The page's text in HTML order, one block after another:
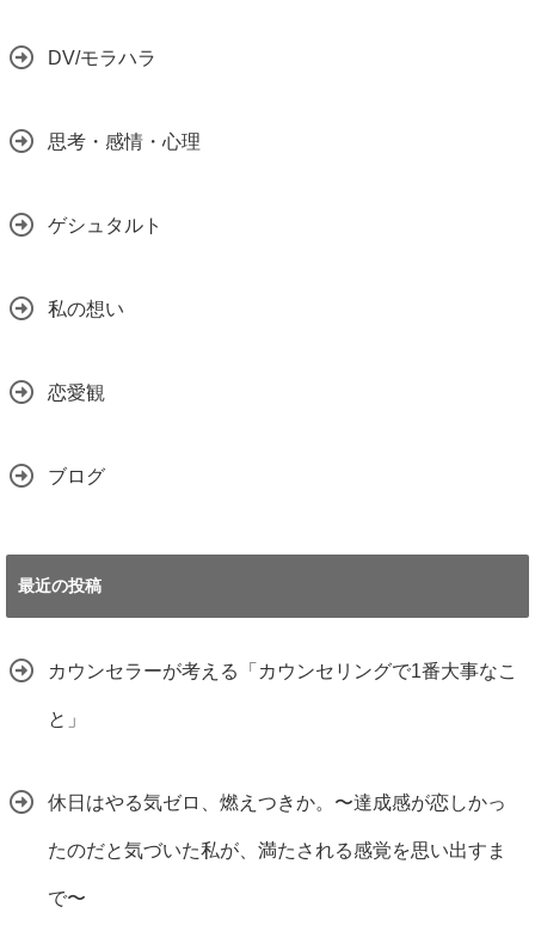
DV/モラハラ
思考・感情・心理
ゲシュタルト
私の想い
恋愛観
ブログ
最近の投稿
カウンセラーが考える「カウンセリングで1番大事なこ
と」
休日はやる気ゼロ、燃えつきか。〜達成感が恋しかっ
たのだと気づいた私が、満たされる感覚を思い出すま
で〜